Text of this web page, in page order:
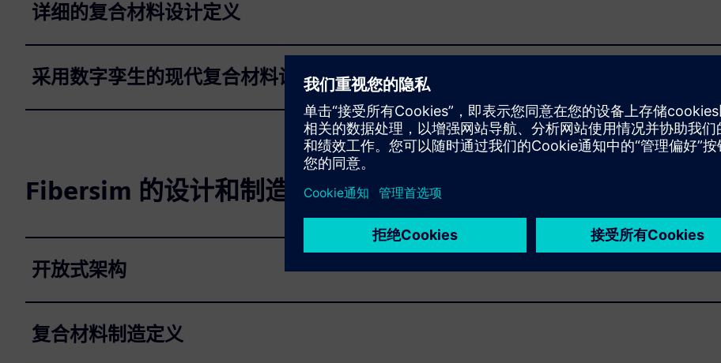
详细的复合材料设计定义
采用数字孪生的现代复合材料设计
Fibersim 的设计和制造功能
开放式架构
复合材料制造定义